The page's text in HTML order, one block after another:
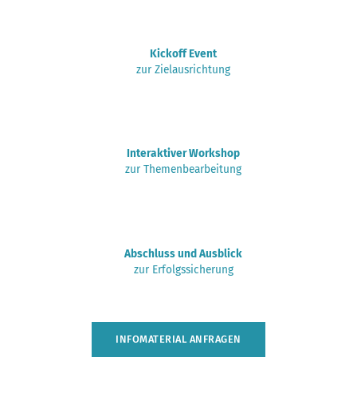
Kickoff Event
zur Zielausrichtung
Interaktiver Workshop
zur Themenbearbeitung
Abschluss und Ausblick
zur Erfolgssicherung
INFOMATERIAL ANFRAGEN